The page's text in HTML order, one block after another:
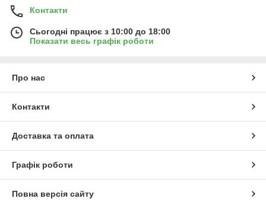
Контакти
Сьогодні працює з 10:00 до 18:00
Показати весь графік роботи
Про нас
Контакти
Доставка та оплата
Графік роботи
Повна версія сайту